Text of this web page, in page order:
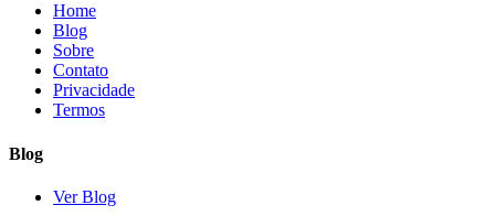
Home
Blog
Sobre
Contato
Privacidade
Termos
Blog
Ver Blog